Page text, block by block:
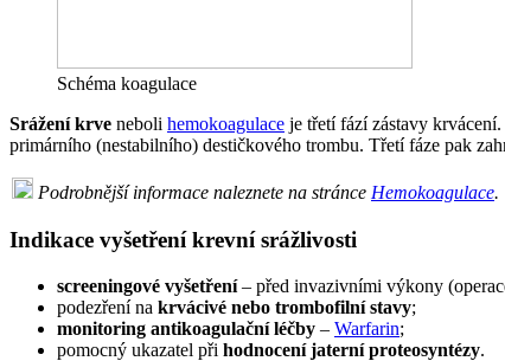
Schéma koagulace
Srážení krve neboli hemokoagulace je třetí fází zástavy
primárního (nestabilního) destičkového trombu. Třetí fáze pak
Podrobnější informace naleznete na stránce Hemokoagulace.
Indikace vyšetření krevní srážlivosti
screeningové vyšetření– před invazivními výkony
podezření na krvácivé nebo trombofilní stavy;
monitoring antikoagulační léčby – Warfarin;
pomocný ukazatel při hodnocení jaterní proteosyntézy.